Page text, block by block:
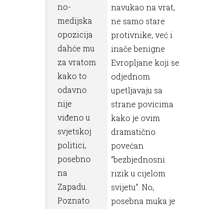
no-
medijska
opozicija
dahće mu
za vratom
kako to
odavno
nije
viđeno u
svjetskoj
politici,
posebno
na
Zapadu.
Poznato
navukao na vrat,
ne samo stare
protivnike, već i
inače benigne
Evropljane koji se
odjednom
upetljavaju sa
strane povicima
kako je ovim
dramatično
povećan
“bezbjednosni
rizik u cijelom
svijetu”. No,
posebna muka je